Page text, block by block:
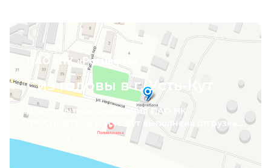
ПАО «НК «Роснефть»
Сиз головы в г. Усть-Кут
Для структуры снабжения ПАО НК
"РОСНЕФТЬ" в г. Усть-Кут выполнена отгрузка...